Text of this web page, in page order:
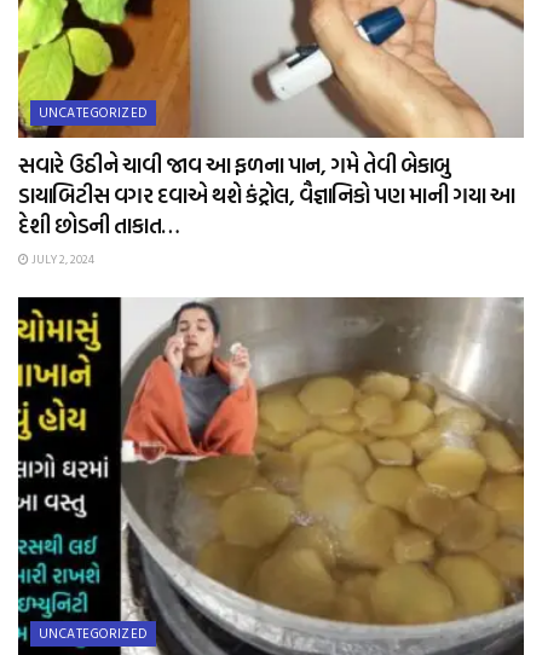
UNCATEGORIZED
સવારે ઉઠીને ચાવી જાવ આ ફળના પાન, ગમે તેવી બેકાબુ
ડાયાબિટીસ વગર દવાએ થશે કંટ્રોલ, વૈજ્ઞાનિકો પણ માની ગયા આ
દેશી છોડની તાકાત…
JULY 2, 2024
UNCATEGORIZED